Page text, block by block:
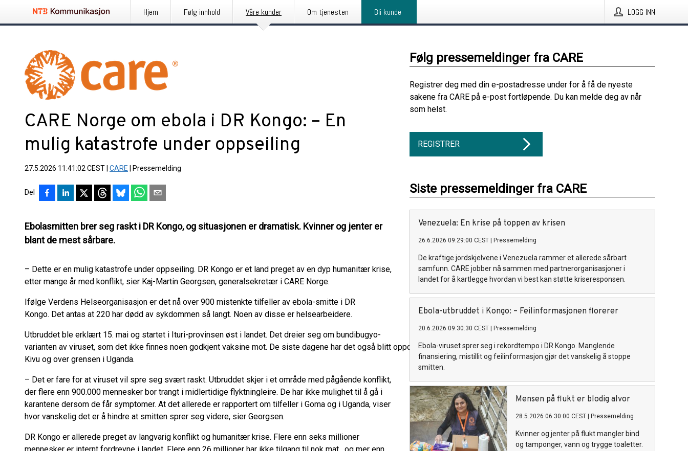
Hjem Følg innhold Våre kunder Om tjenesten Bli kunde LOGG INN
CARE Norge om ebola i DR Kongo: – En
mulig katastrofe under oppseiling
27.5.2026 11:41:02 CEST CARE Pressemelding
Del
Ebolasmitten brer seg raskt i DR Kongo, og situasjonen er dramatisk. Kvinner og jenter er
blant de mest sårbare.
– Dette er en mulig katastrofe under oppseiling. DR Kongo er et land preget av en dyp humanitær krise,
etter mange år med konflikt, sier Kaj-Martin Georgsen, generalsekretær i CARE Norge.
Ifølge Verdens Helseorganisasjon er det nå over 900 mistenkte tilfeller av ebola-smitte i DR
Kongo. Det antas at 220 har dødd av sykdommen så langt. Noen av disse er helsearbeidere.
Utbruddet ble erklært 15. mai og startet i Ituri-provinsen øst i landet. Det dreier seg om bundibugyo-
varianten av viruset, som det ikke finnes noen godkjent vaksine mot. De siste dagene har det også blitt oppdaget tilfeller i Nord-
Kivu og over grensen i Uganda.
– Det er fare for at viruset vil spre seg svært raskt. Utbruddet skjer i et område med pågående konflikt,
der flere enn 900.000 mennesker bor trangt i midlertidige flyktningleire. De har ikke mulighet til å gå i
karantene dersom de får symptomer. At det allerede er rapportert om tilfeller i Goma og i Uganda, viser
hvor vanskelig det er å hindre at smitten sprer seg videre, sier Georgsen.
DR Kongo er allerede preget av langvarig konflikt og humanitær krise. Flere enn seks millioner
Følg pressemeldinger fra CARE
Registrer deg med din e-postadresse under for å få de nyeste
sakene fra CARE på e-post fortløpende. Du kan melde deg av når
som helst.
REGISTRER
Siste pressemeldinger fra CARE
Venezuela: En krise på toppen av krisen
26.6.2026 09:29:00 CEST Pressemelding
De kraftige jordskjelvene i Venezuela rammer et allerede sårbart
samfunn. CARE jobber nå sammen med partnerorganisasjoner i
landet for å kartlegge hvordan vi best kan støtte kriseresponsen.
Ebola-utbruddet i Kongo: – Feilinformasjonen florerer
20.6.2026 09:30:30 CEST Pressemelding
Ebola-viruset sprer seg i rekordtempo i DR Kongo. Manglende
finansiering, mistillit og feilinformasjon gjør det vanskelig å stoppe
smitten.
Mensen på flukt er blodig alvor
28.5.2026 06:30:00 CEST Pressemelding
Kvinner og jenter på flukt mangler bind
og tamponger, vann og trygge toaletter.